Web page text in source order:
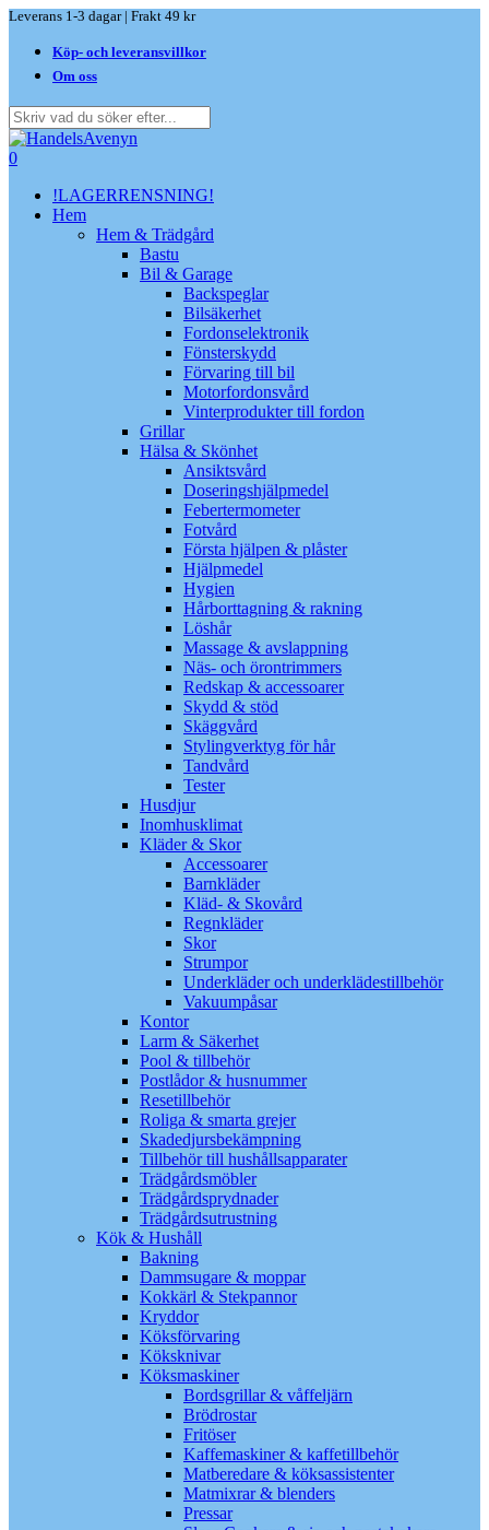
Skip
main
content
Leverans 1-3 dagar | Frakt 49 kr
Köp- och leveransvillkor
Om oss
Close
Search
search
0
!LAGERRENSNING!
Hem
Hem & Trädgård
Bastu
Bil & Garage
Backspeglar
Bilsäkerhet
Fordonselektronik
Fönsterskydd
Förvaring till bil
Motorfordonsvård
Vinterprodukter till fordon
Grillar
Hälsa & Skönhet
Ansiktsvård
Doseringshjälpmedel
Febertermometer
Fotvård
Första hjälpen & plåster
Hjälpmedel
Hygien
Hårborttagning & rakning
Löshår
Massage & avslappning
Näs- och örontrimmers
Redskap & accessoarer
Skydd & stöd
Skäggvård
Stylingverktyg för hår
Tandvård
Tester
Husdjur
Inomhusklimat
Kläder & Skor
Accessoarer
Barnkläder
Kläd- & Skovård
Regnkläder
Skor
Strumpor
Underkläder och underklädestillbehör
Vakuumpåsar
Kontor
Larm & Säkerhet
Pool & tillbehör
Postlådor & husnummer
Resetillbehör
Roliga & smarta grejer
Skadedjursbekämpning
Tillbehör till hushållsapparater
Trädgårdsmöbler
Trädgårdsprydnader
Trädgårdsutrustning
Kök & Hushåll
Bakning
Dammsugare & moppar
Kokkärl & Stekpannor
Kryddor
Köksförvaring
Köksknivar
Köksmaskiner
Bordsgrillar & våffeljärn
Brödrostar
Fritöser
Kaffemaskiner & kaffetillbehör
Matberedare & köksassistenter
Matmixrar & blenders
Pressar